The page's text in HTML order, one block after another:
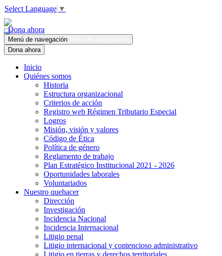
Select Language ▼
Dona ahora
Menú de navegación
Dona ahora
Inicio
Quiénes somos
Historia
Estructura organizacional
Criterios de acción
Registro web Régimen Tributario Especial
Logros
Misión, visión y valores
Código de Ética
Política de género
Reglamento de trabajo
Plan Estratégico Institucional 2021 - 2026
Oportunidades laborales
Voluntariados
Nuestro quehacer
Dirección
Investigación
Incidencia Nacional
Incidencia Internacional
Litigio penal
Litigio internacional y contencioso administrativo